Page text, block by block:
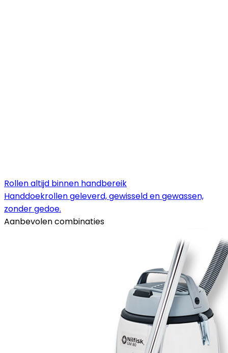
Rollen altijd binnen handbereik
Handdoekrollen geleverd, gewisseld en gewassen,
zonder gedoe.
Aanbevolen combinaties